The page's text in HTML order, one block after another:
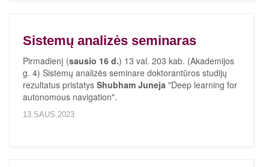
Sistemų analizės seminaras
Pirmadienį (sausio 16 d.) 13 val. 203 kab. (Akademijos
g. 4) Sistemų analizės seminare doktorantūros studijų
rezultatus pristatys Shubham Juneja "Deep learning for
autonomous navigation".
13.SAUS.2023